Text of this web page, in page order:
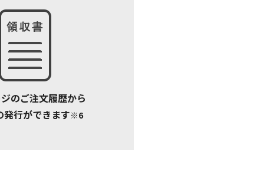
のご注文履歴から
発行ができます※6